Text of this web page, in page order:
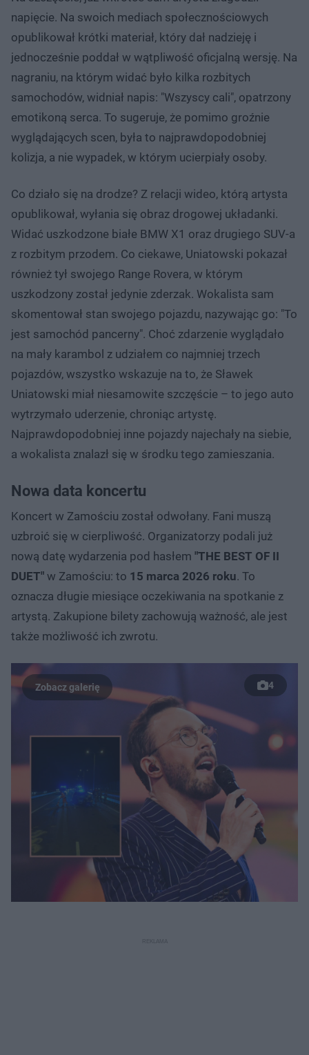
napięcie. Na swoich mediach społecznościowych
opublikował krótki materiał, który dał nadzieję i
jednocześnie poddał w wątpliwość oficjalną wersję. Na
nagraniu, na którym widać było kilka rozbitych
samochodów, widniał napis: "Wszyscy cali", opatrzony
emotikoną serca. To sugeruje, że pomimo groźnie
wyglądających scen, była to najprawdopodobniej
kolizja, a nie wypadek, w którym ucierpiały osoby.
Co działo się na drodze? Z relacji wideo, którą artysta
opublikował, wyłania się obraz drogowej układanki.
Widać uszkodzone białe BMW X1 oraz drugiego SUV-a
z rozbitym przodem. Co ciekawe, Uniatowski pokazał
również tył swojego Range Rovera, w którym
uszkodzony został jedynie zderzak. Wokalista sam
skomentował stan swojego pojazdu, nazywając go: "To
jest samochód pancerny". Choć zdarzenie wyglądało
na mały karambol z udziałem co najmniej trzech
pojazdów, wszystko wskazuje na to, że Sławek
Uniatowski miał niesamowite szczęście – to jego auto
wytrzymało uderzenie, chroniąc artystę.
Najprawdopodobniej inne pojazdy najechały na siebie,
a wokalista znalazł się w środku tego zamieszania.
Nowa data koncertu
Koncert w Zamościu został odwołany. Fani muszą
uzbroić się w cierpliwość. Organizatorzy podali już
nową datę wydarzenia pod hasłem "THE BEST OF II
DUET" w Zamościu: to 15 marca 2026 roku. To
oznacza długie miesiące oczekiwania na spotkanie z
artystą. Zakupione bilety zachowują ważność, ale jest
także możliwość ich zwrotu.
4